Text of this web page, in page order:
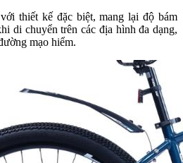
thiết kế đặc biệt, mang lại độ bám
di chuyển trên các địa hình đa dạng,
mạo hiểm.